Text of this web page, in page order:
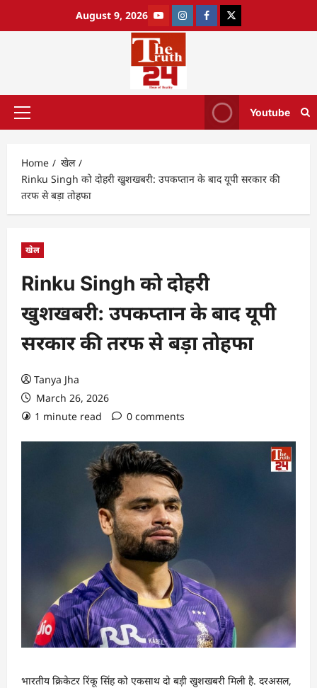
August 9, 2026
Youtube
Home
खेल
Rinku Singh को दोहरी खुशखबरी: उपकप्तान के बाद यूपी सरकार की
तरफ से बड़ा तोहफा
खेल
Rinku Singh को दोहरी
खुशखबरी: उपकप्तान के बाद यूपी
सरकार की तरफ से बड़ा तोहफा
Tanya Jha
March 26, 2026
1 minute read
0 comments
भारतीय क्रिकेटर रिंकू सिंह को एकसाथ दो बड़ी खुशखबरी मिली है. दरअसल,